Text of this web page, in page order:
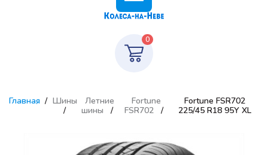
0
Главная Шины
Летние
шины
Fortune
FSR702
Fortune FSR702
225/45 R18 95Y XL